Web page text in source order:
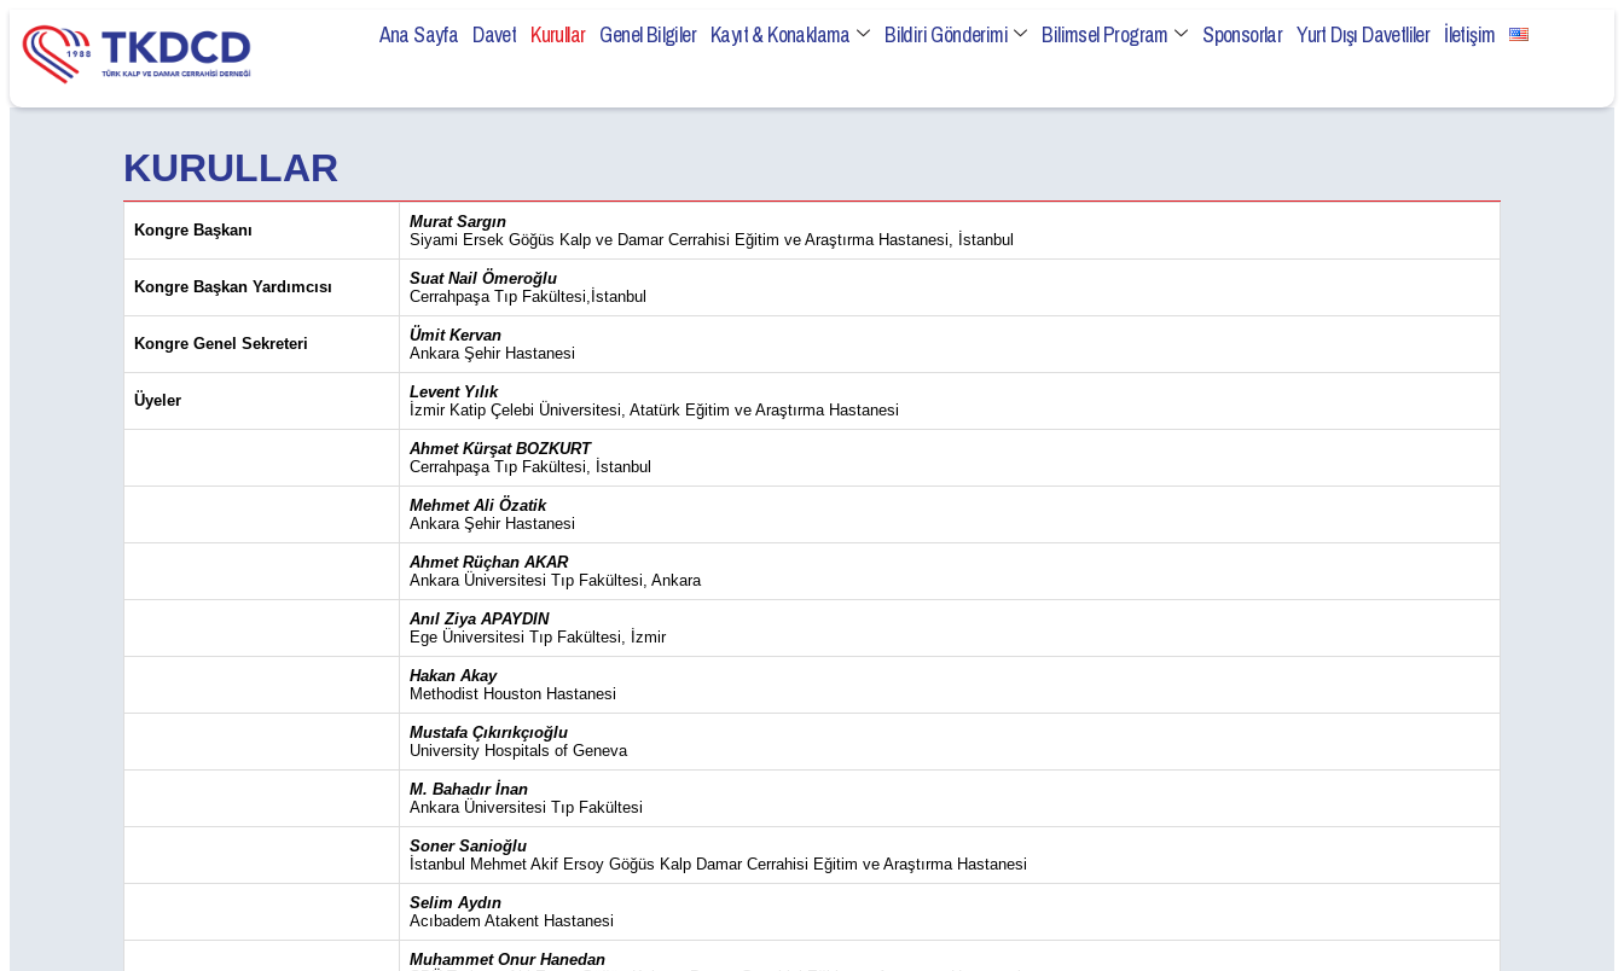
Ana Sayfa Davet Kurullar Genel Bilgiler Kayıt & Konaklama Bildiri Gönderimi Bilimsel Program Sponsorlar Yurt Dışı Davetliler İletişim
KURULLAR
Kongre Başkanı
Murat Sargın
Siyami Ersek Göğüs Kalp ve Damar Cerrahisi Eğitim ve Araştırma Hastanesi, İstanbul
Kongre Başkan Yardımcısı
Suat Nail Ömeroğlu
Cerrahpaşa Tıp Fakültesi,İstanbul
Kongre Genel Sekreteri
Ümit Kervan
Ankara Şehir Hastanesi
Üyeler
Levent Yılık
İzmir Katip Çelebi Üniversitesi, Atatürk Eğitim ve Araştırma Hastanesi
Ahmet Kürşat BOZKURT
Cerrahpaşa Tıp Fakültesi, İstanbul
Mehmet Ali Özatik
Ankara Şehir Hastanesi
Ahmet Rüçhan AKAR
Ankara Üniversitesi Tıp Fakültesi, Ankara
Anıl Ziya APAYDIN
Ege Üniversitesi Tıp Fakültesi, İzmir
Hakan Akay
Methodist Houston Hastanesi
Mustafa Çıkırıkçıoğlu
University Hospitals of Geneva
M. Bahadır İnan
Ankara Üniversitesi Tıp Fakültesi
Soner Sanioğlu
İstanbul Mehmet Akif Ersoy Göğüs Kalp Damar Cerrahisi Eğitim ve Araştırma Hastanesi
Selim Aydın
Acıbadem Atakent Hastanesi
Muhammet Onur Hanedan